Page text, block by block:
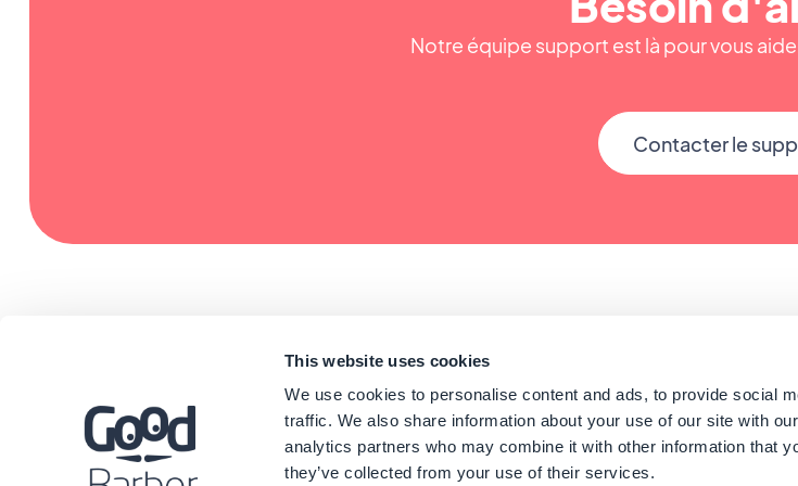
This website uses cookies
We use cookies to personalise content and ads, to provide social
traffic. We also share information about your use of our site with
analytics partners who may combine it with other information that
they’ve collected from your use of their services.
Notre équipe support est là pour vous
Contacter le
Conseils pour créer